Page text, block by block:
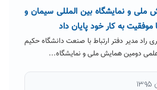
و نمایشگاه بین المللی سیمان و
به کار خود پایان داد
راد مدیر دفتر ارتباط با صنعت دانشگاه حکیم
علمی دومین همایش ملی و نمایشگاه...